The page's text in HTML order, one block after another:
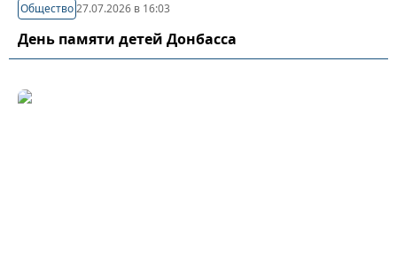
Общество27.07.2026 в 16:03
День памяти детей Донбасса